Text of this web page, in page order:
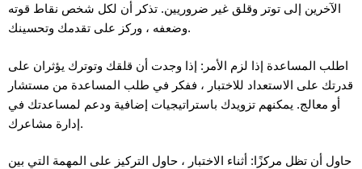
الآخرين إلى توتر وقلق غير ضروريين. تذكر أن لكل شخص نقاط قوته
وضعفه ، وركز على تقدمك وتحسينك.
اطلب المساعدة إذا لزم الأمر: إذا وجدت أن قلقك وتوترك يؤثران على
قدرتك على الاستعداد للاختبار ، ففكر في طلب المساعدة من مستشار
أو معالج. يمكنهم تزويدك باستراتيجيات إضافية ودعم لمساعدتك في
إدارة مشاعرك.
حاول أن تظل مركزًا: أثناء الاختبار ، حاول التركيز على المهمة التي بين